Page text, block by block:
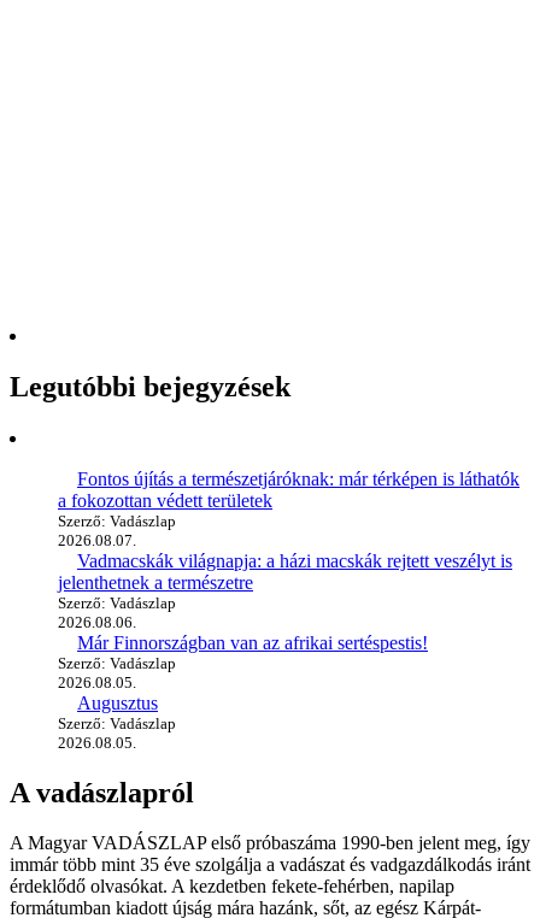
Legutóbbi bejegyzések
Fontos újítás a természetjáróknak: már térképen is láthatók
a fokozottan védett területek
Szerző: Vadászlap
2026.08.07.
Vadmacskák világnapja: a házi macskák rejtett veszélyt is
jelenthetnek a természetre
Szerző: Vadászlap
2026.08.06.
Már Finnországban van az afrikai sertéspestis!
Szerző: Vadászlap
2026.08.05.
Augusztus
Szerző: Vadászlap
2026.08.05.
A vadászlapról
A Magyar VADÁSZLAP első próbaszáma 1990-ben jelent meg, így
immár több mint 35 éve szolgálja a vadászat és vadgazdálkodás iránt
érdeklődő olvasókat. A kezdetben fekete-fehérben, napilap
formátumban kiadott újság mára hazánk, sőt, az egész Kárpát-